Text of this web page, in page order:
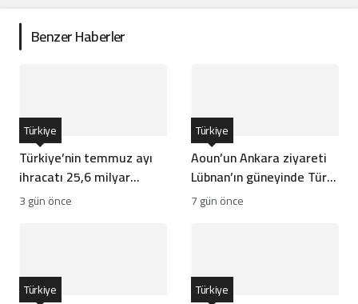
Benzer Haberler
Türkiye’nin temmuz ayı
ihracatı 25,6 milyar
dolarla rekor kırdı
Türkiye
3 gün önce
Aoun’un Ankara ziyareti
Lübnan’ın güneyinde Türk
gücünün önünü açar mı?
Türkiye
7 gün önce
Türkiye Türkiye